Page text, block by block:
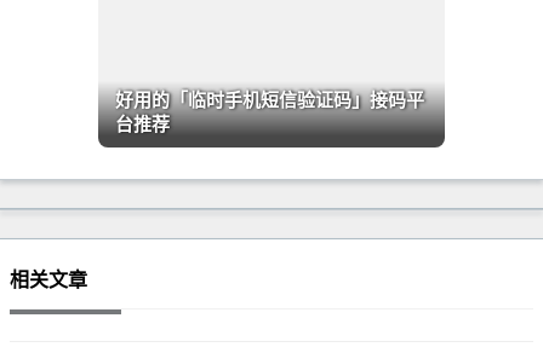
好用的「临时手机短信验证码」接码平
台推荐
相关文章